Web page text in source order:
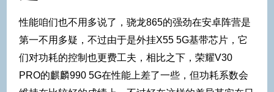
性能咱们也不用多说了，骁龙865的强劲在安卓阵营是
第一不用多疑，不过由于是外挂X55 5G基带芯片，它
们对功耗的控制也更费工夫，相比之下，荣耀V30
PRO的麒麟990 5G在性能上差了一些，但功耗系数会